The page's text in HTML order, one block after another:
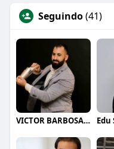
Seguindo(41)
VICTOR BARBOSA QUARANTA Edu